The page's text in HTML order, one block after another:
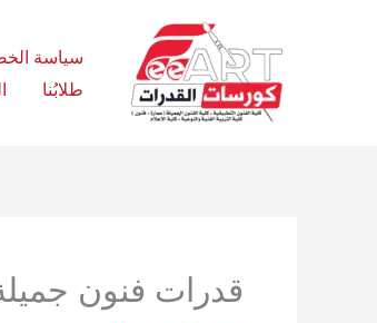
سياسة
طلابُنا
قدرات فنون جميلة 2026 – فري آرت أكاديمية